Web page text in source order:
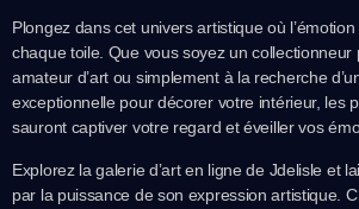
Plongez dans cet univers artistique où
chaque toile. Que vous soyez un collectionneur
amateur d’art ou simplement à la recherche
exceptionnelle pour décorer votre intérieur, les
sauront captiver votre regard et éveiller vos
Explorez la galerie d’art en ligne de Jdelisle et
par la puissance de son expression artistique.